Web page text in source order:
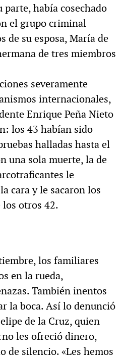
parte, había cosechado
el grupo criminal
de su esposa, María de
de tres miembros
severamente
internacionales,
Enrique Peña Nieto
los 43 habían sido
halladas hasta el
una sola muerte, la de
le
cara y le sacaron los
los otros 42.
los familiares
en la rueda,
También inentos
la boca. Así lo denunció
de la Cruz, quien
les ofreció dinero,
de silencio. «Les hemos